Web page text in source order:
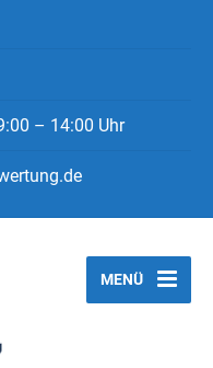
– 14:00 Uhr
MENÜ